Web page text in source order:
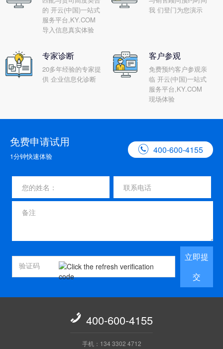
的 开云(中国)一站式
服务平台,KY.COM
导入信息真实体验
我 们登门为您演示
专家诊断
20多年经验的专家提
供 企业信息化诊断
客户参观
免费预约客户参观亲
临 开云(中国)一站式
服务平台,KY.COM
现场体验
免费申请试用
1分钟快速体验
 400-600-4155
立即提
交
 400-600-4155
手机：134 3302 4712